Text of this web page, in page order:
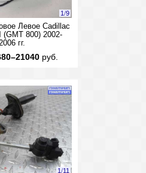
1/9
Левое Cadillac
(GMT 800) 2002-
гг.
руб.
1/11